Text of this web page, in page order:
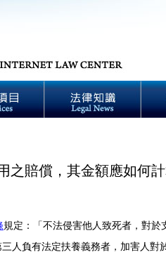
之賠償，其金額應如何
規定：「不法侵害他人致死者，對
人負有法定扶養義務者，加害人對